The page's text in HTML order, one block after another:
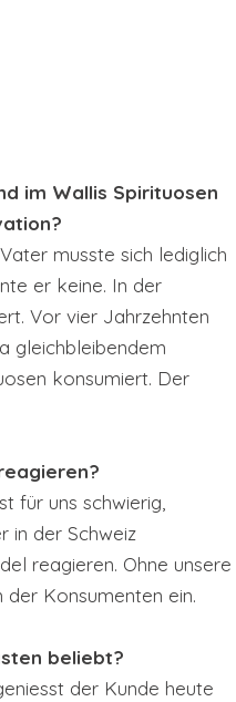
im Wallis Spirituosen
musste sich lediglich
er keine. In der
Vor vier Jahrzehnten
gleichbleibendem
konsumiert. Der
für uns schwierig,
in der Schweiz
reagieren. Ohne unsere
Konsumenten ein.
beliebt?
der Kunde heute